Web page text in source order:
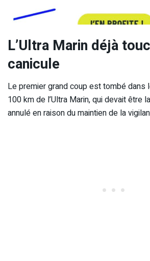
L’Ultra Marin déjà
canicule
Le premier grand coup est tombé dans
100 km de l’Ultra Marin, qui devait être
annulé en raison du maintien de la